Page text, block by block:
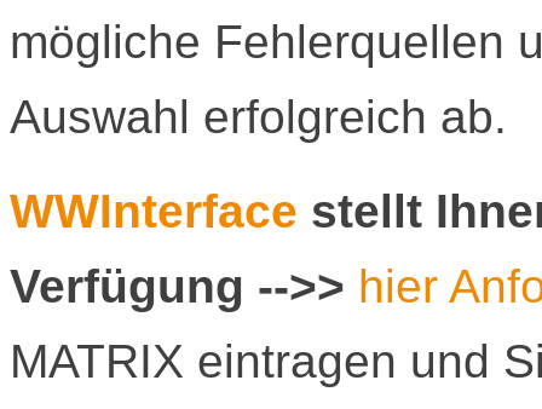
mögliche Fehlerquellen
Auswahl erfolgreich ab.
WWInterface stellt
Verfügung -->> hier
MATRIX eintragen und